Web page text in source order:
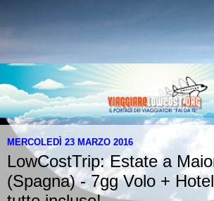
MERCOLEDÌ 23 MARZO 2016
LowCostTrip: Estate a
(Spagna) - 7gg Volo +